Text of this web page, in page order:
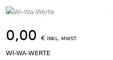
0,00 € INKL. MWST.
WI-WA-WERTE